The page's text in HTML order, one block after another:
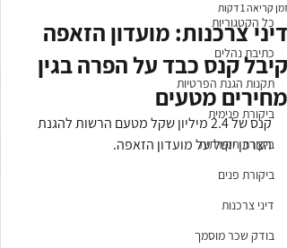
כל הקטגוריות
כתיבת נהלים
תקנות הגנת הפרטיות
ביקורת פנימית
ביקורת חקירתית
ביקורת פנים
דיני צרכנות
בודק שכר מוסמך
דיני צרכנות: מועדון הזאפה
קיבל קנס כבד על הפרה בגין
מחירים מטעים
זמן קריאה 1 דקות
קנס של 2.4 מיליון שקל מטעם הרשות להגנת
הצרכן יוטל על מועדון הזאפה.